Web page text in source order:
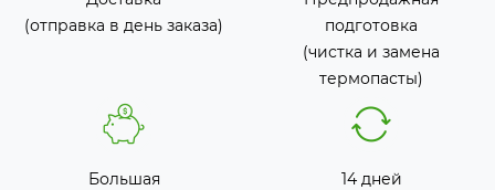
(отправка в день заказа)
подготовка
(чистка и замена
термопасты)
Большая
14 дней